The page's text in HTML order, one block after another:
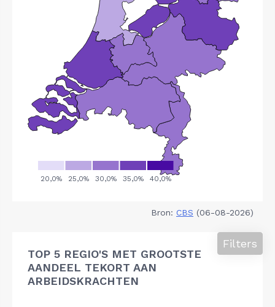
Bron: CBS (06-08-2026)
TOP 5 REGIO'S MET GROOTSTE
AANDEEL TEKORT AAN
ARBEIDSKRACHTEN
Filters